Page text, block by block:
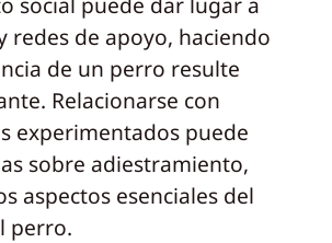
redes de apoyo, haciendo
de un perro resulte
Relacionarse con
experimentados puede
sobre adiestramiento,
aspectos esenciales del
perro.